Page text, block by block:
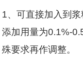
1、可直接加入到
添加用量为0.1%-
殊要求再作调整。